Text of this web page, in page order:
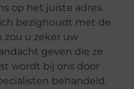
op het juiste adres.
bezighoudt met de
zou u zeker uw
geven die ze
wordt bij ons door
behandeld.